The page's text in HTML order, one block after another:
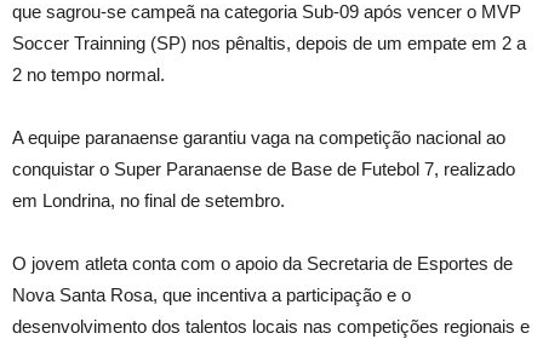
que sagrou-se campeã na categoria Sub-09 após vencer o MVP
Soccer Trainning (SP) nos pênaltis, depois de um empate em 2 a
2 no tempo normal.
A equipe paranaense garantiu vaga na competição nacional ao
conquistar o Super Paranaense de Base de Futebol 7, realizado
em Londrina, no final de setembro.
O jovem atleta conta com o apoio da Secretaria de Esportes de
Nova Santa Rosa, que incentiva a participação e o
desenvolvimento dos talentos locais nas competições regionais e